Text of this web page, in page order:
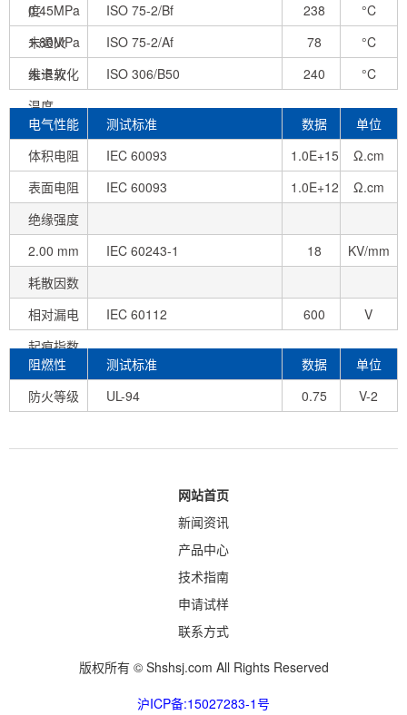
度
0.45MPa
未退火
ISO 75-2/Bf 238
°C
1.80MPa
未退火
ISO 75-2/Af 78
°C
维卡软化
温度
ISO 306/B50 240 °C
电气性能 测试标准 数据
单位
体积电阻
IEC 60093 1.0E+15
Ω.cm
表面电阻
IEC 60093 1.0E+12
Ω.cm
绝缘强度
2.00 mm
IEC 60243-1 18
KV/mm
耗散因数
相对漏电
起痕指数
IEC 60112 600 V
阻燃性 测试标准 数据
单位
防火等级
UL-94
0.75
V-2
网站首页
新闻资讯
产品中心
技术指南
申请试样
联系方式
版权所有 © Shshsj.com All Rights Reserved
沪ICP备:15027283-1号